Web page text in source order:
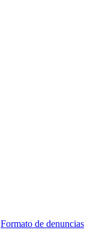
Formato de denuncias